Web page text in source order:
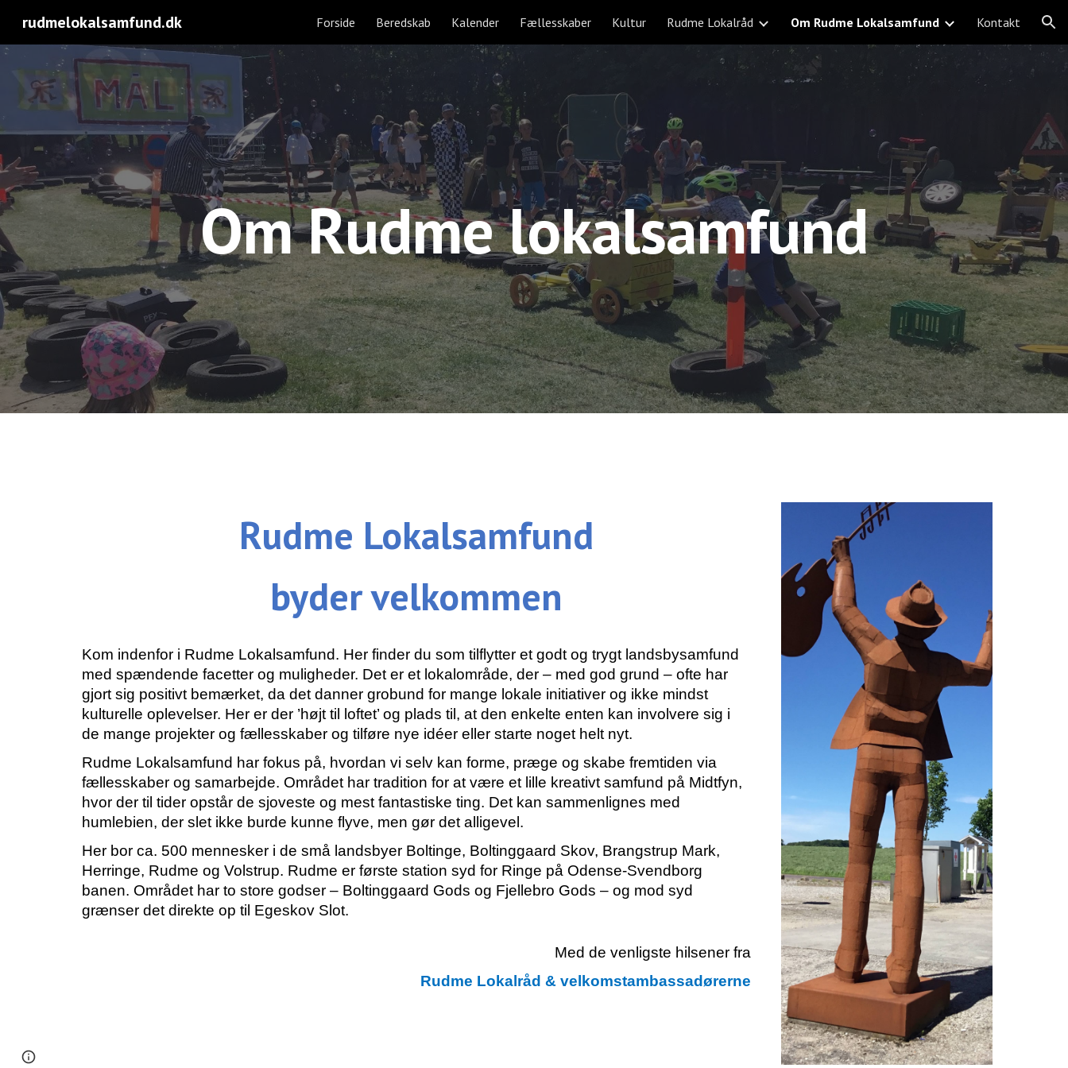
Skip to main content Skip to navigation
rudmelokalsamfund.dk Forside Beredskab Kalender Fællesskaber Kultur Rudme Lokalråd Om Rudme Lokalsamfund Kontakt
Om Rudme lokalsamfund
Rudme Lokalsamfund
byder velkommen
Kom indenfor i Rudme Lokalsamfund. Her finder du som tilflytter et godt og trygt landsbysamfund
med spændende facetter og muligheder. Det er et lokalområde, der – med god grund – ofte har
gjort sig positivt bemærket, da det danner grobund for mange lokale initiativer og ikke mindst
kulturelle oplevelser. Her er der ’højt til loftet’ og plads til, at den enkelte enten kan involvere sig i
de mange projekter og fællesskaber og tilføre nye idéer eller starte noget helt nyt.
Rudme Lokalsamfund har fokus på, hvordan vi selv kan forme, præge og skabe fremtiden via
fællesskaber og samarbejde. Området har tradition for at være et lille kreativt samfund på Midtfyn,
hvor der til tider opstår de sjoveste og mest fantastiske ting. Det kan sammenlignes med
humlebien, der slet ikke burde kunne flyve, men gør det alligevel.
Her bor ca. 500 mennesker i de små landsbyer Boltinge, Boltinggaard Skov, Brangstrup Mark,
Herringe, Rudme og Volstrup. Rudme er første station syd for Ringe på Odense-Svendborg
banen. Området har to store godser – Boltinggaard Gods og Fjellebro Gods – og mod syd
grænser det direkte op til Egeskov Slot.
Med de venligste hilsener fra
Rudme Lokalråd & velkomstambassadørerne